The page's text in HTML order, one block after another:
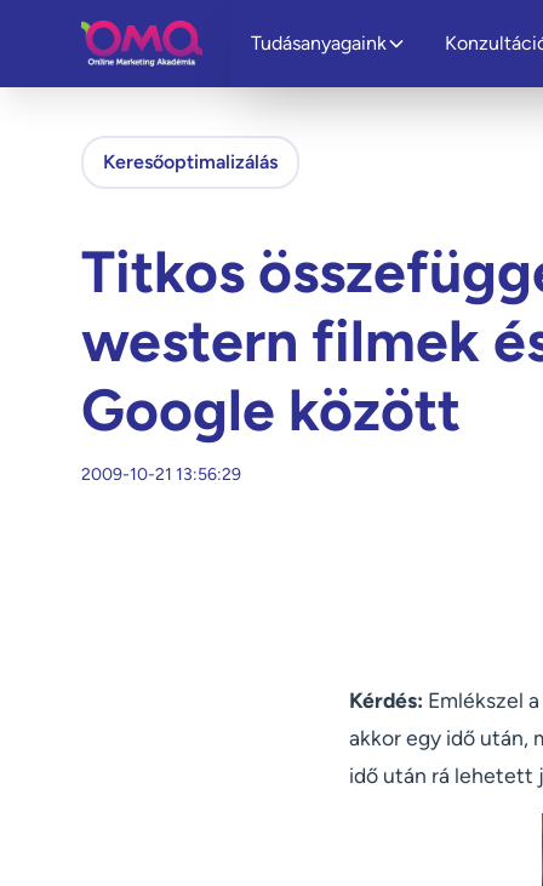
Tudásanyagaink
Keresőoptimalizálás
Titkos
western filmek
Google között
2009-10-21 13:56:29
Kérdés: Emlékszel
akkor egy idő után,
idő után rá lehetett